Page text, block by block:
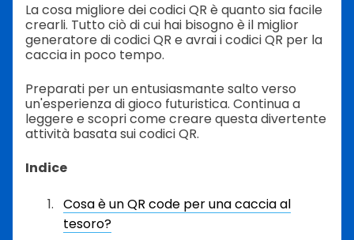
La cosa migliore dei codici QR è quanto sia facile
crearli. Tutto ciò di cui hai bisogno è il miglior
generatore di codici QR e avrai i codici QR per la
caccia in poco tempo.
Preparati per un entusiasmante salto verso
un'esperienza di gioco futuristica. Continua a
leggere e scopri come creare questa divertente
attività basata sui codici QR.
Indice
Cosa è un QR code per una caccia al
tesoro?